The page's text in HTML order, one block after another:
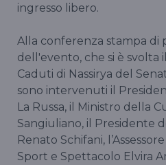
ingresso libero.
Alla conferenza stampa di
dell'evento, che si è svolta
Caduti di Nassirya del
sono intervenuti il
La Russa, il Ministro della
Sangiuliano, il Presidente
Renato Schifani,
Sport e Spettacolo Elvira